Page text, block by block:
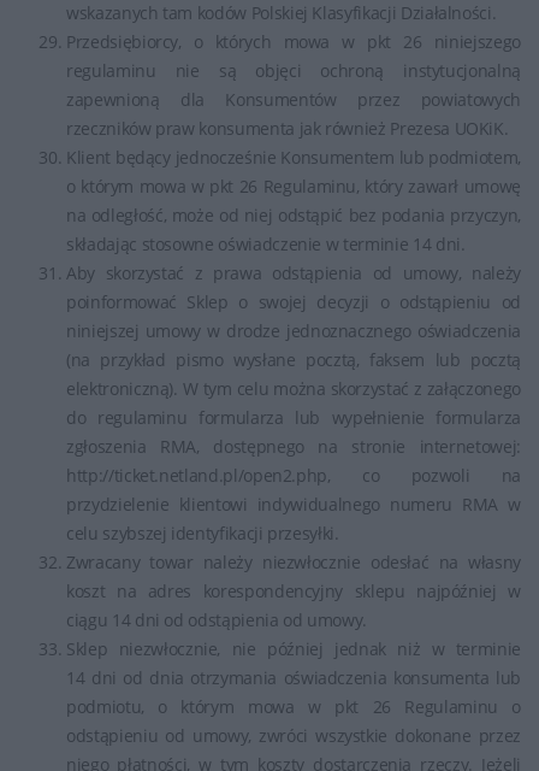
wskazanych tam kodów Polskiej Klasyfikacji Działalności.
Przedsiębiorcy, o których mowa w pkt 26 niniejszego
regulaminu nie są objęci ochroną instytucjonalną
zapewnioną dla Konsumentów przez powiatowych
rzeczników praw konsumenta jak również Prezesa UOKiK.
Klient będący jednocześnie Konsumentem lub podmiotem,
o którym mowa w pkt 26 Regulaminu, który zawarł umowę
na odległość, może od niej odstąpić bez podania przyczyn,
składając stosowne oświadczenie w terminie 14 dni.
Aby skorzystać z prawa odstąpienia od umowy, należy
poinformować Sklep o swojej decyzji o odstąpieniu od
niniejszej umowy w drodze jednoznacznego oświadczenia
(na przykład pismo wysłane pocztą, faksem lub pocztą
elektroniczną). W tym celu można skorzystać z załączonego
do regulaminu formularza lub wypełnienie formularza
zgłoszenia RMA, dostępnego na stronie internetowej:
http://ticket.netland.pl/open2.php, co pozwoli na
przydzielenie klientowi indywidualnego numeru RMA w
celu szybszej identyfikacji przesyłki.
Zwracany towar należy niezwłocznie odesłać na własny
koszt na adres korespondencyjny sklepu najpóźniej w
ciągu 14 dni od odstąpienia od umowy.
Sklep niezwłocznie, nie później jednak niż w terminie
14 dni od dnia otrzymania oświadczenia konsumenta lub
podmiotu, o którym mowa w pkt 26 Regulaminu o
odstąpieniu od umowy, zwróci wszystkie dokonane przez
niego płatności, w tym koszty dostarczenia rzeczy. Jeżeli